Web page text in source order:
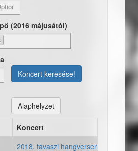
(2016 májusától)
Koncert keresése!
Alaphelyzet
Koncert
2018. tavaszi hangverseny